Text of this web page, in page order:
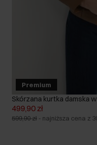
Premium
Skórzana kurtka damska
499,90 zł
599,90 zł - najniższa cena z